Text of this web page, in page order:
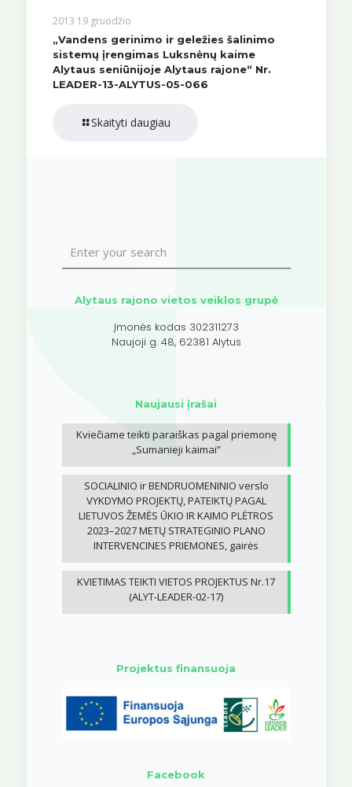
2013 19 gruodžio
„Vandens gerinimo ir geležies šalinimo
sistemų įrengimas Luksnėnų kaime
Alytaus seniūnijoje Alytaus rajone“ Nr.
LEADER-13-ALYTUS-05-066
Skaityti daugiau
Alytaus rajono vietos veiklos grupė
Įmonės kodas 302311273
Naujoji g. 48, 62381 Alytus
Naujausi įrašai
Kviečiame teikti paraiškas pagal priemonę
„Sumanieji kaimai”
SOCIALINIO ir BENDRUOMENINIO verslo
VYKDYMO PROJEKTŲ, PATEIKTŲ PAGAL
LIETUVOS ŽEMĖS ŪKIO IR KAIMO PLĖTROS
2023–2027 METŲ STRATEGINIO PLANO
INTERVENCINES PRIEMONES, gairės
KVIETIMAS TEIKTI VIETOS PROJEKTUS Nr.17
(ALYT-LEADER-02-17)
Projektus finansuoja
Facebook